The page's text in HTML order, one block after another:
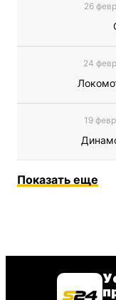
26
24
19
Показать еще